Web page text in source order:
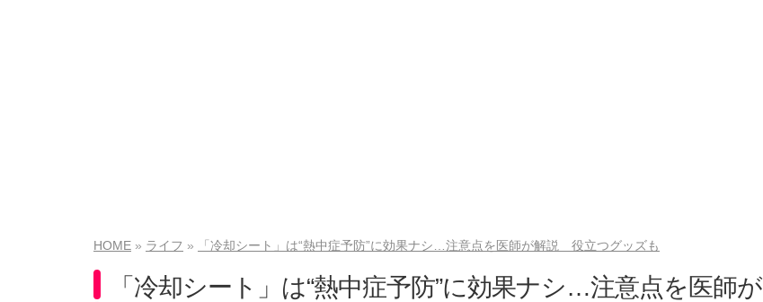
HOME ライフ 「冷却シート」は“熱中症予防”に効果ナシ…注意点を医師が解説 役立つグッズも
「冷却シート」は“熱中症予防”に効果ナシ…注意点を医師が